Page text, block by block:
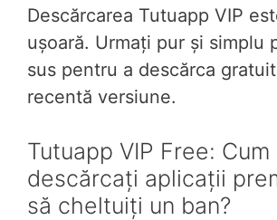
Descărcarea Tutuapp VIP
ușoară. Urmați pur și simplu
sus pentru a descărca
recentă versiune.
Tutuapp VIP Free: Cum
descărcați aplicații
să cheltuiți un ban?